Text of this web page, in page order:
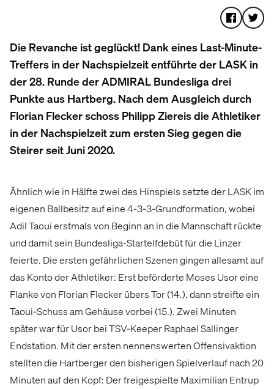
Die Revanche ist geglückt! Dank eines Last-Minute-
Treffers in der Nachspielzeit entführte der LASK in
der 28. Runde der ADMIRAL Bundesliga drei
Punkte aus Hartberg. Nach dem Ausgleich durch
Florian Flecker schoss Philipp Ziereis die Athletiker
in der Nachspielzeit zum ersten Sieg gegen die
Steirer seit Juni 2020.
Ähnlich wie in Hälfte zwei des Hinspiels setzte der LASK im
eigenen Ballbesitz auf eine 4-3-3-Grundformation, wobei
Adil Taoui erstmals von Beginn an in die Mannschaft rückte
und damit sein Bundesliga-Startelfdebüt für die Linzer
feierte. Die ersten gefährlichen Szenen gingen allesamt auf
das Konto der Athletiker: Erst beförderte Moses Usor eine
Flanke von Florian Flecker übers Tor (14.), dann streifte ein
Taoui-Schuss am Gehäuse vorbei (15.). Zwei Minuten
später war für Usor bei TSV-Keeper Raphael Sallinger
Endstation. Mit der ersten nennenswerten Offensivaktion
stellten die Hartberger den bisherigen Spielverlauf nach 20
Minuten auf den Kopf: Der freigespielte Maximilian Entrup